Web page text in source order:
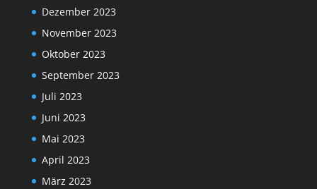
Dezember 2023
November 2023
Oktober 2023
September 2023
Juli 2023
Juni 2023
Mai 2023
April 2023
März 2023